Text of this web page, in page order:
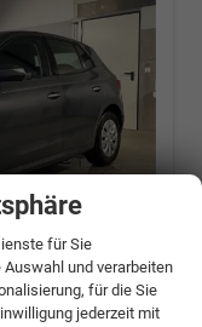
für Sie
und verarbeiten
für die Sie
jederzeit mit